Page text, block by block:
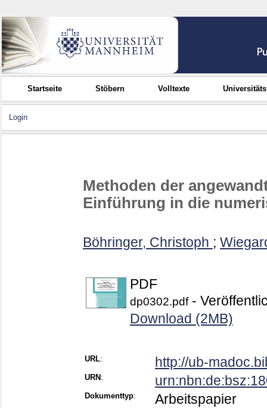
Startseite Stöbern Volltexte
Login
Methoden der
Einführung in die
Böhringer, Christoph ;
PDF
dp0302.pdf-
Download (2MB)
URL: http://ub-
URN :
Dokumenttyp: Arbeitspapier